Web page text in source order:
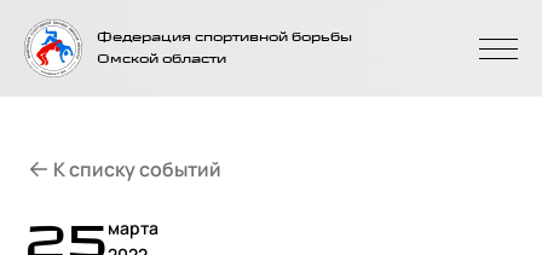
На главную
страницу
Федерация спортивной борьбы
Омской области
марта
К списку событий